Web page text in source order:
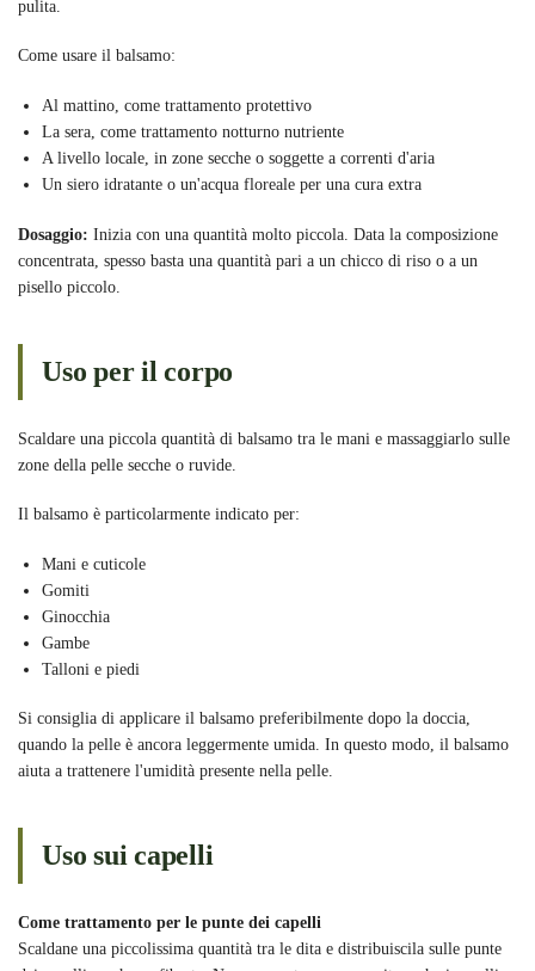
pulita.
Come usare il balsamo:
Al mattino, come trattamento protettivo
La sera, come trattamento notturno nutriente
A livello locale, in zone secche o soggette a correnti d'aria
Un siero idratante o un'acqua floreale per una cura extra
Dosaggio: Inizia con una quantità molto piccola. Data la composizione
concentrata, spesso basta una quantità pari a un chicco di riso o a un
pisello piccolo.
Uso per il corpo
Scaldare una piccola quantità di balsamo tra le mani e massaggiarlo sulle
zone della pelle secche o ruvide.
Il balsamo è particolarmente indicato per:
Mani e cuticole
Gomiti
Ginocchia
Gambe
Talloni e piedi
Si consiglia di applicare il balsamo preferibilmente dopo la doccia,
quando la pelle è ancora leggermente umida. In questo modo, il balsamo
aiuta a trattenere l'umidità presente nella pelle.
Uso sui capelli
Come trattamento per le punte dei capelli
Scaldane una piccolissima quantità tra le dita e distribuiscila sulle punte